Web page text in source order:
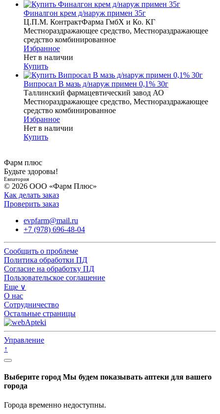
Финалгон крем д/наруж примен 35г
Ц.П.М. КонтрактФарма ГмбХ и Ко. КГ
Местнораздражающее средство, Местнораздражающее
средство комбинированное
Избранное
Нет в наличии
Купить
Випросал В мазь д/наруж примен 0,1% 30г
Таллинский фармацевтический завод АО
Местнораздражающее средство, Местнораздражающее
средство комбинированное
Избранное
Нет в наличии
Купить
Фарм плюс
Будьте здоровы!
Евпатория
© 2026 ООО «Фарм Плюс»
Как делать заказ
Проверить заказ
evpfarm@mail.ru
+7 (978) 696-48-04
Сообщить о проблеме
Политика обработки ПД
Согласие на обработку ПД
Пользовательское соглашение
Еще ∨
О нас
Сотрудничество
Остальные страницы
Управление
↑
Выберите город Мы будем показывать аптеки для вашего
города
Города временно недоступны.